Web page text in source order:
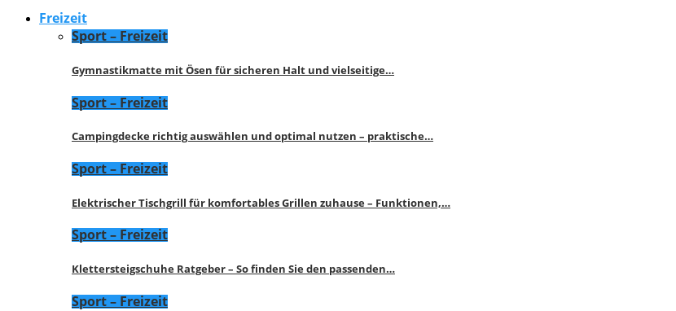
Freizeit
Sport – Freizeit
Gymnastikmatte mit Ösen für sicheren Halt und vielseitige…
Sport – Freizeit
Campingdecke richtig auswählen und optimal nutzen – praktische…
Sport – Freizeit
Elektrischer Tischgrill für komfortables Grillen zuhause – Funktionen,…
Sport – Freizeit
Klettersteigschuhe Ratgeber – So finden Sie den passenden…
Sport – Freizeit